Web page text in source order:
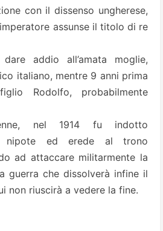
con il dissenso ungherese,
assunse il titolo di re
addio all’amata moglie,
italiano, mentre 9 anni prima
Rodolfo, probabilmente
nel 1914 fu indotto
nipote ed erede al trono
ad attaccare militarmente la
guerra che dissolverà infine il
non riuscirà a vedere la fine.